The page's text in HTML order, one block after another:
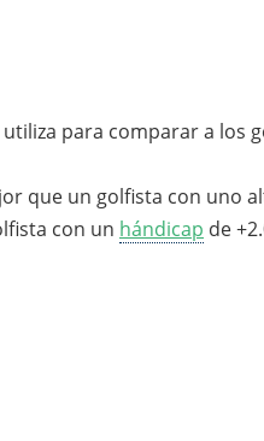
para comparar a los
que un golfista con uno
con un hándicap de